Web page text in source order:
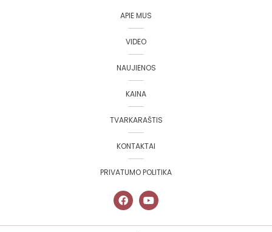
APIE MUS
VIDEO
NAUJIENOS
KAINA
TVARKARAŠTIS
KONTAKTAI
PRIVATUMO POLITIKA